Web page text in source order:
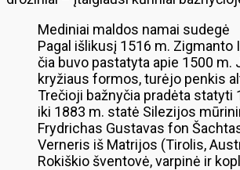
Mediniai maldos namai sudegė
Pagal išlikusį 1516 m.
čia buvo pastatyta apie 1500
kryžiaus formos, turėjo penkis
Trečioji bažnyčia pradėta statyti
iki 1883 m. statė Silezijos
Frydrichas Gustavas fon
Verneris iš Matrijos (Tirolis,
Rokiškio šventovė, varpinė ir